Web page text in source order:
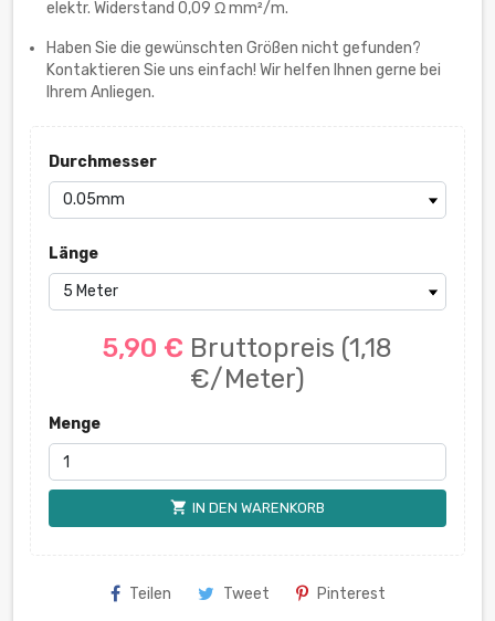
elektr. Widerstand 0,09 Ω mm²/m.
Haben Sie die gewünschten Größen nicht gefunden?
Kontaktieren Sie uns einfach! Wir helfen Ihnen gerne bei
Ihrem Anliegen.
Durchmesser
Länge
5,90 € Bruttopreis (1,18
€/Meter)
Menge
shopping_cart IN DEN WARENKORB
Teilen Tweet Pinterest